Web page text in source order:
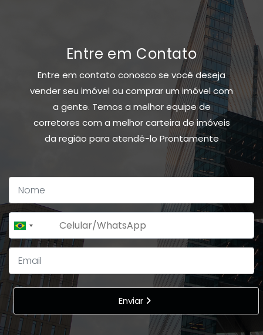
Entre em Contato
Entre em contato conosco se você deseja
vender seu imóvel ou comprar um imóvel com
a gente. Temos a melhor equipe de
corretores com a melhor carteira de imóveis
da região para atendê-lo Prontamente
Brazil
+55
Enviar